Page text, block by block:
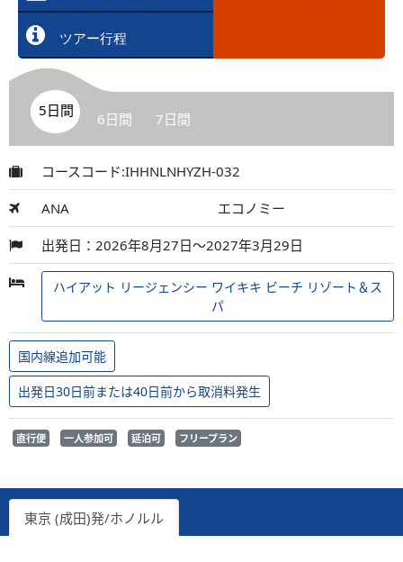
ツアー行程
5日間 6日間 7日間
コースコード:IHHNLNHYZH-032
ANA エコノミー
出発日：2026年8月27日～2027年3月29日
ハイアット リージェンシー ワイキキ ビーチ リゾート＆ス
パ
国内線追加可能
出発日30日前または40日前から取消料発生
直行便 一人参加可 延泊可 フリープラン
東京 (成田)発/ホノルル